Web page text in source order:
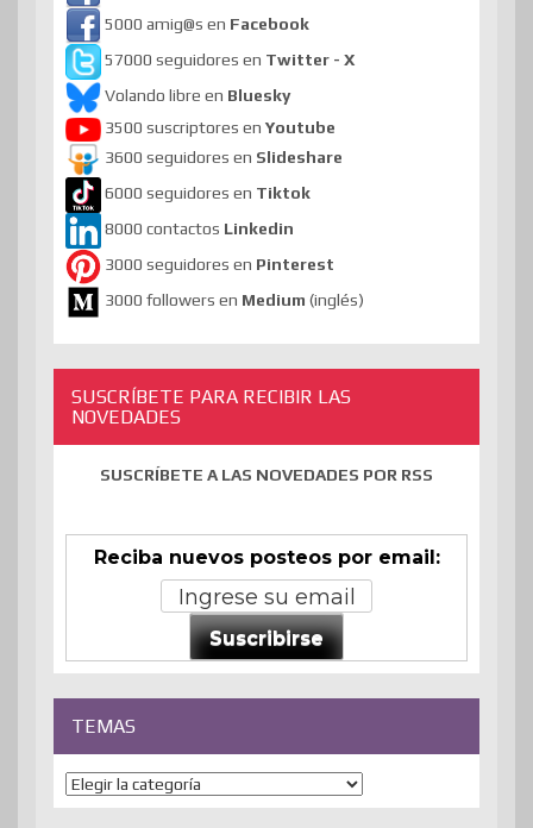
5000 amig@s en Facebook
57000 seguidores en Twitter - X
Volando libre en Bluesky
3500 suscriptores en Youtube
3600 seguidores en Slideshare
6000 seguidores en Tiktok
8000 contactos Linkedin
3000 seguidores en Pinterest
3000 followers en Medium (inglés)
SUSCRÍBETE PARA RECIBIR LAS
NOVEDADES
SUSCRÍBETE A LAS NOVEDADES POR RSS
Reciba nuevos posteos por email:
Suscribirse
TEMAS
Temas